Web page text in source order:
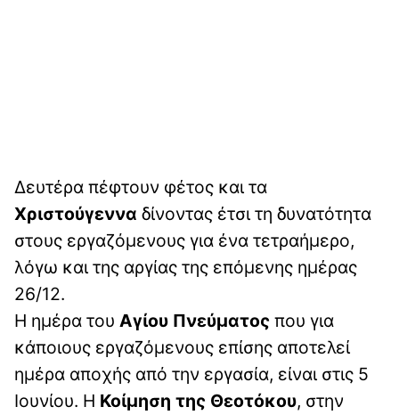
Δευτέρα πέφτουν φέτος και τα
Χριστούγεννα δίνοντας έτσι τη δυνατότητα
στους εργαζόμενους για ένα τετραήμερο,
λόγω και της αργίας της επόμενης ημέρας
26/12.
Η ημέρα του Αγίου Πνεύματος που για
κάποιους εργαζόμενους επίσης αποτελεί
ημέρα αποχής από την εργασία, είναι στις 5
Ιουνίου. Η Κοίμηση της Θεοτόκου, στην